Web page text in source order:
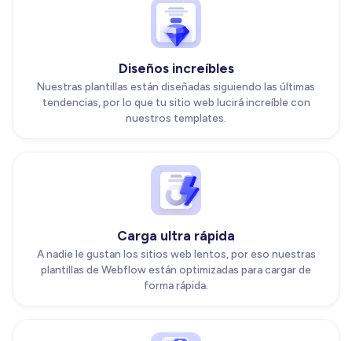
Diseños increíbles
Nuestras plantillas están diseñadas siguiendo las últimas
tendencias, por lo que tu sitio web lucirá increíble con
nuestros templates.
Carga ultra rápida
A nadie le gustan los sitios web lentos, por eso nuestras
plantillas de Webflow están optimizadas para cargar de
forma rápida.